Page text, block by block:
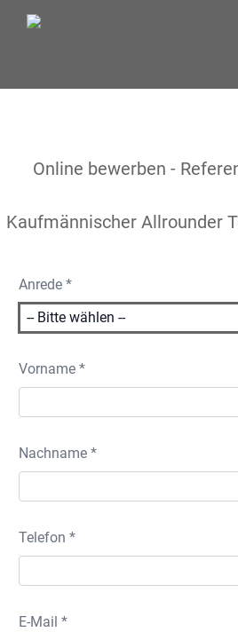
Online bewerben -
Kaufmännischer Allrounder
Anrede *
Vorname *
Nachname *
Telefon *
E-Mail *